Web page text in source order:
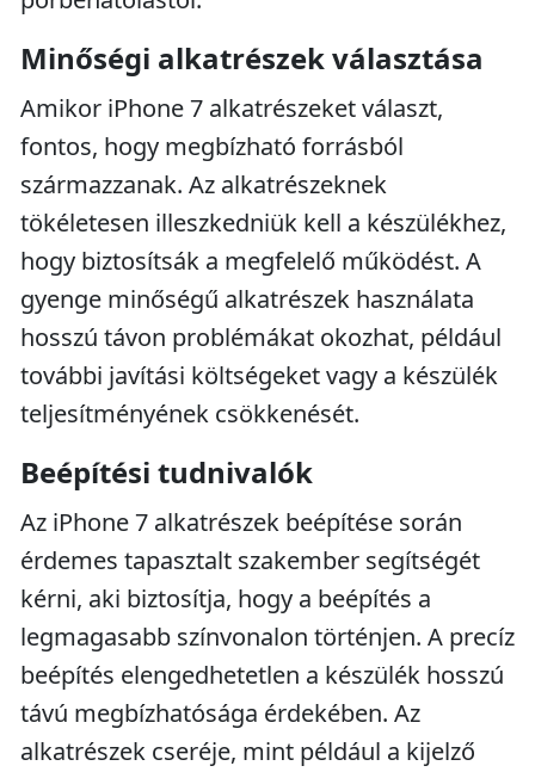
Minőségi alkatrészek választása
Amikor iPhone 7 alkatrészeket választ,
fontos, hogy megbízható forrásból
származzanak. Az alkatrészeknek
tökéletesen illeszkedniük kell a készülékhez,
hogy biztosítsák a megfelelő működést. A
gyenge minőségű alkatrészek használata
hosszú távon problémákat okozhat, például
további javítási költségeket vagy a készülék
teljesítményének csökkenését.
Beépítési tudnivalók
Az iPhone 7 alkatrészek beépítése során
érdemes tapasztalt szakember segítségét
kérni, aki biztosítja, hogy a beépítés a
legmagasabb színvonalon történjen. A precíz
beépítés elengedhetetlen a készülék hosszú
távú megbízhatósága érdekében. Az
alkatrészek cseréje, mint például a kijelző